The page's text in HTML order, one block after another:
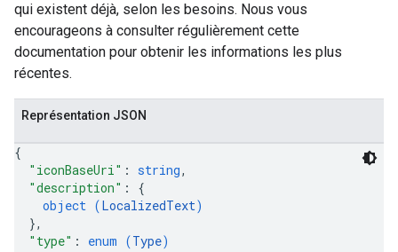
qui existent déjà, selon les besoins. Nous vous
encourageons à consulter régulièrement cette
documentation pour obtenir les informations les plus
récentes.
Représentation JSON
{
"iconBaseUri" : string,
"description" : {
object (LocalizedText)
},
"type" : enum (Type)